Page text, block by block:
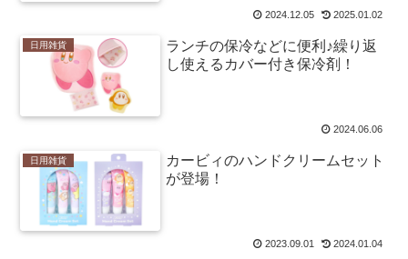
2024.12.05 2025.01.02
日用雑貨
ランチの保冷などに便利♪繰り返
し使えるカバー付き保冷剤！
2024.06.06
日用雑貨
カービィのハンドクリームセット
が登場！
2023.09.01 2024.01.04